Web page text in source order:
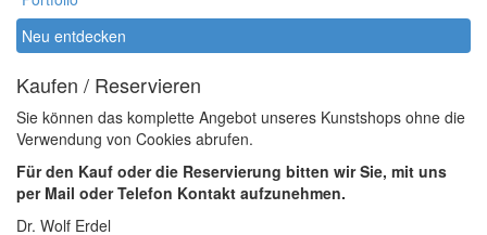
Neu entdecken
Kaufen / Reservieren
Sie können das komplette Angebot unseres Kunstshops ohne die
Verwendung von Cookies abrufen.
Für den Kauf oder die Reservierung bitten wir Sie, mit uns
per Mail oder Telefon Kontakt aufzunehmen.
Dr. Wolf Erdel